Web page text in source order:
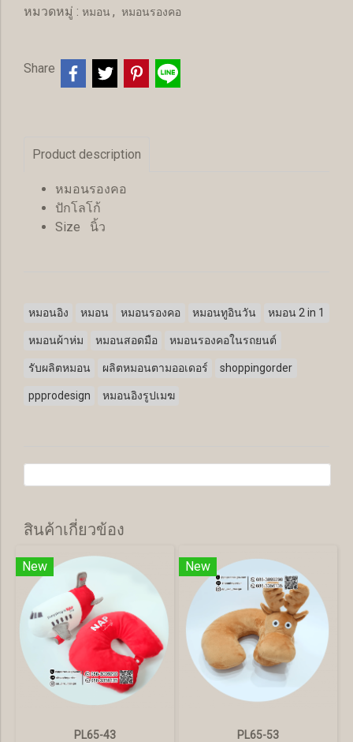
หมวดหมู่ : หมอน , หมอนรองคอ
Share
Product description
หมอนรองคอ
ปักโลโก้
Size นิ้ว
หมอนอิง หมอน หมอนรองคอ หมอนทูอินวัน หมอน 2 in 1
หมอนผ้าห่ม หมอนสอดมือ หมอนรองคอในรถยนต์
รับผลิตหมอน ผลิตหมอนตามออเดอร์ shoppingorder
ppprodesign หมอนอิงรูปเมฆ
สินค้าเกี่ยวข้อง
New
PL65-43
New
PL65-53